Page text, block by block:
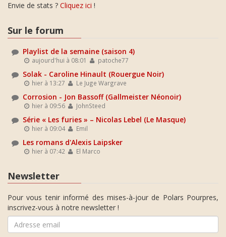
Envie de stats ? Cliquez ici !
Sur le forum
Playlist de la semaine (saison 4)
aujourd'hui à 08:01 patoche77
Solak - Caroline Hinault (Rouergue Noir)
hier à 13:27 Le Juge Wargrave
Corrosion - Jon Bassoff (Gallmeister Néonoir)
hier à 09:56 JohnSteed
Série « Les furies » – Nicolas Lebel (Le Masque)
hier à 09:04 Emil
Les romans d'Alexis Laipsker
hier à 07:42 El Marco
Newsletter
Pour vous tenir informé des mises-à-jour de Polars Pourpres,
inscrivez-vous à notre newsletter !